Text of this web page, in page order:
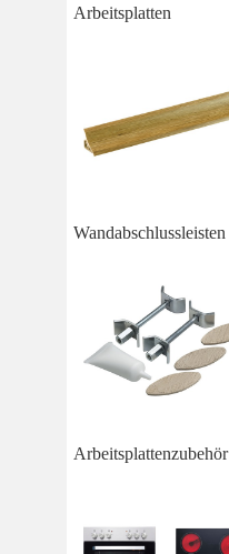
Arbeitsplatten
Wandabschlussleisten
Arbeitsplattenzubehör